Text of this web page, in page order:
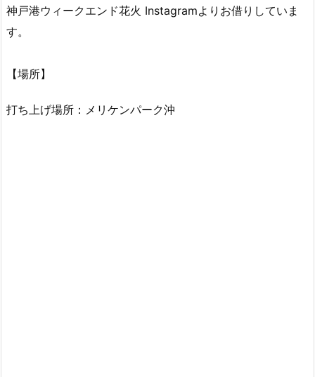
神戸港ウィークエンド花火 Instagramよりお借りしていま
す。
【場所】
打ち上げ場所：メリケンパーク沖